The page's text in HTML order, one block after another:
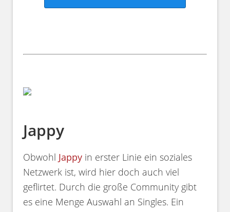
Jappy
Obwohl Jappy in erster Linie ein soziales
Netzwerk ist, wird hier doch auch viel
geflirtet. Durch die große Community gibt
es eine Menge Auswahl an Singles. Ein